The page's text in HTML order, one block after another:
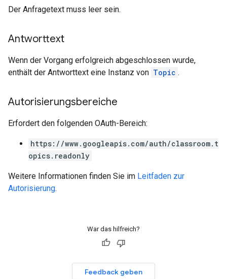
Der Anfragetext muss leer sein.
Antworttext
Wenn der Vorgang erfolgreich abgeschlossen wurde,
enthält der Antworttext eine Instanz von Topic .
Autorisierungsbereiche
Erfordert den folgenden OAuth-Bereich:
https://www.googleapis.com/auth/classroom.t
opics.readonly
Weitere Informationen finden Sie im Leitfaden zur
Autorisierung.
War das hilfreich?
Feedback geben